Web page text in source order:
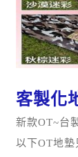
客製化
新款OT~台
以下OT地墊